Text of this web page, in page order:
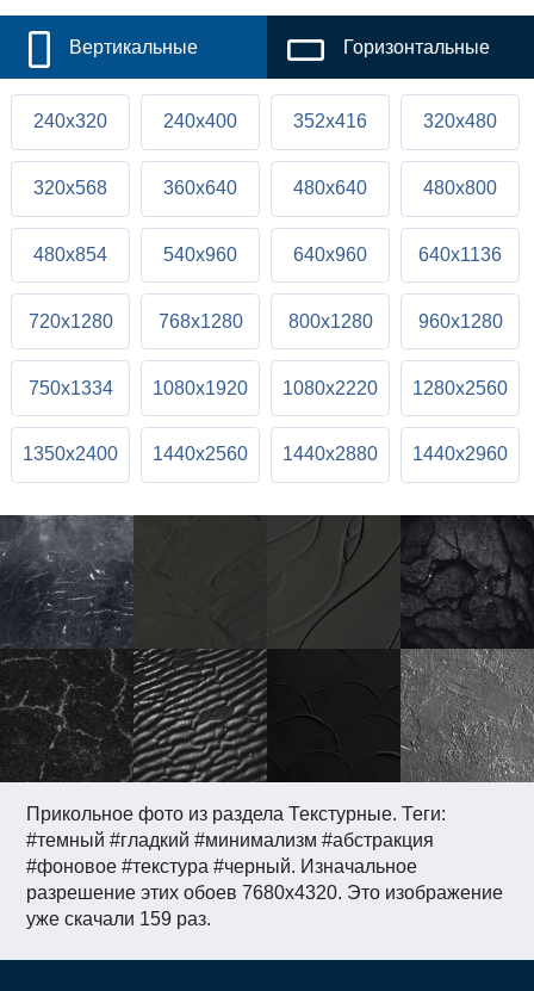
Прикольное фото из раздела Текстурные. Теги:
#темный #гладкий #минимализм #абстракция
#фоновое #текстура #черный. Изначальное
разрешение этих обоев 7680x4320. Это изображение
уже скачали 159 раз.
Вертикальные Горизонтальные
240x320 240x400 352x416 320x480
320x568 360x640 480x640 480x800
480x854 540x960 640x960 640x1136
720x1280 768x1280 800x1280 960x1280
750x1334 1080x1920 1080x2220 1280x2560
1350x2400 1440x2560 1440x2880 1440x2960